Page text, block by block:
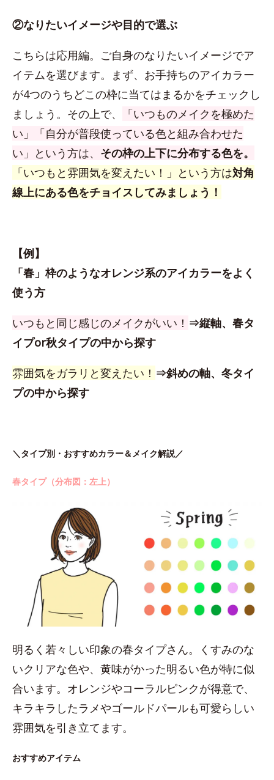
②なりたいイメージや目的で選ぶ
こちらは応用編。ご自身のなりたいイメージでア
イテムを選びます。まず、お手持ちのアイカラー
が4つのうちどこの枠に当てはまるかをチェックし
ましょう。その上で、
「いつものメイクを極めた
い」「自分が普段使っている色と組み合わせた
い」という方は、 その枠の上下に分布する色を。
「いつもと雰囲気を変えたい！」という方は対角
線上にある色をチョイスしてみましょう！
【例】
「春」枠のようなオレンジ系のアイカラーをよく
使う方
いつもと同じ感じのメイクがいい！ ⇒縦軸、春タ
イプor秋タイプの中から探す
雰囲気をガラリと変えたい！ ⇒斜めの軸、冬タイ
プの中から探す
＼タイプ別・おすすめカラー＆メイク解説／
春タイプ（分布図：左上）
明るく若々しい印象の春タイプさん。くすみのな
いクリアな色や、黄味がかった明るい色が特に似
合います。オレンジやコーラルピンクが得意で、
キラキラしたラメやゴールドパールも可愛らしい
雰囲気を引き立てます。
おすすめアイテム